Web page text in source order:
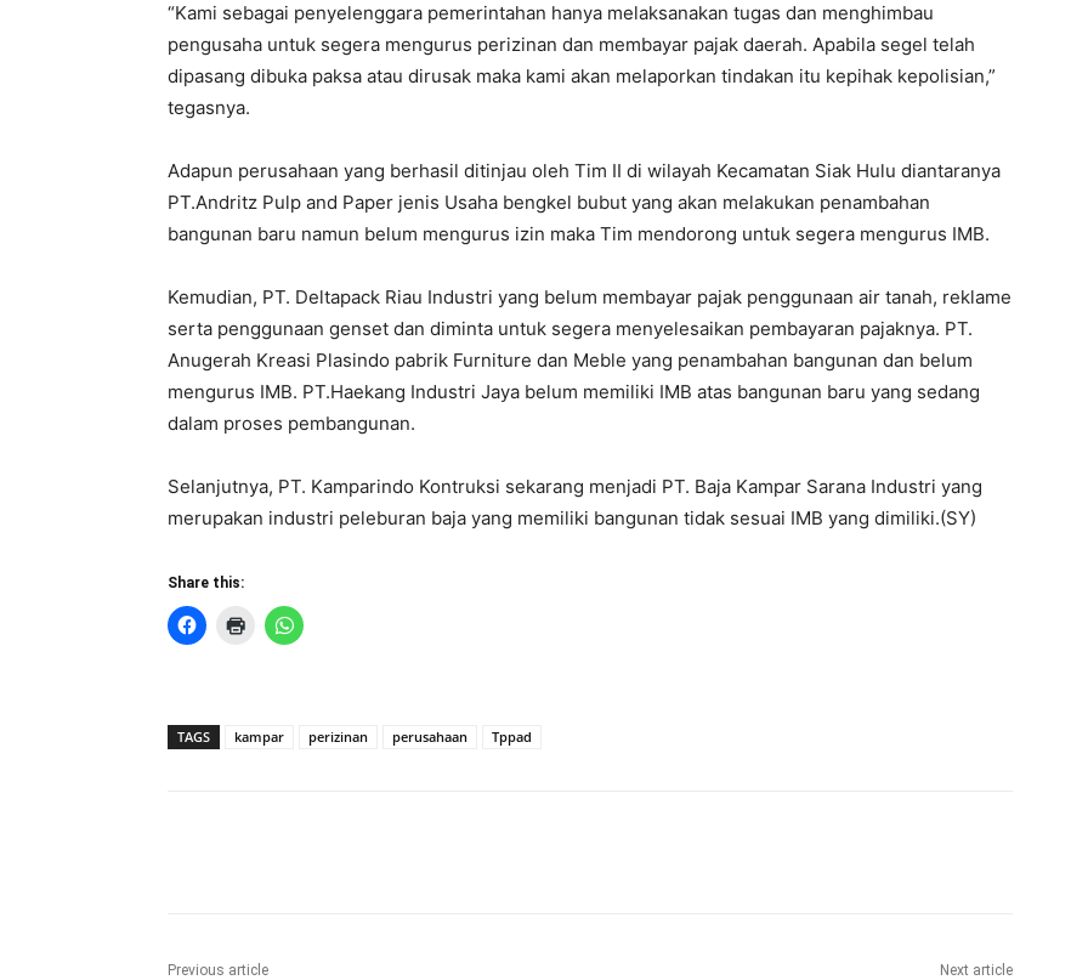
“Kami sebagai penyelenggara pemerintahan hanya melaksanakan tugas dan menghimbau
pengusaha untuk segera mengurus perizinan dan membayar pajak daerah. Apabila segel telah
dipasang dibuka paksa atau dirusak maka kami akan melaporkan tindakan itu kepihak kepolisian,”
tegasnya.
Adapun perusahaan yang berhasil ditinjau oleh Tim II di wilayah Kecamatan Siak Hulu diantaranya
PT.Andritz Pulp and Paper jenis Usaha bengkel bubut yang akan melakukan penambahan
bangunan baru namun belum mengurus izin maka Tim mendorong untuk segera mengurus IMB.
Kemudian, PT. Deltapack Riau Industri yang belum membayar pajak penggunaan air tanah, reklame
serta penggunaan genset dan diminta untuk segera menyelesaikan pembayaran pajaknya. PT.
Anugerah Kreasi Plasindo pabrik Furniture dan Meble yang penambahan bangunan dan belum
mengurus IMB. PT.Haekang Industri Jaya belum memiliki IMB atas bangunan baru yang sedang
dalam proses pembangunan.
Selanjutnya, PT. Kamparindo Kontruksi sekarang menjadi PT. Baja Kampar Sarana Industri yang
merupakan industri peleburan baja yang memiliki bangunan tidak sesuai IMB yang dimiliki.(SY)
Share this:
TAGS kampar perizinan perusahaan Tppad
Previous article Next article